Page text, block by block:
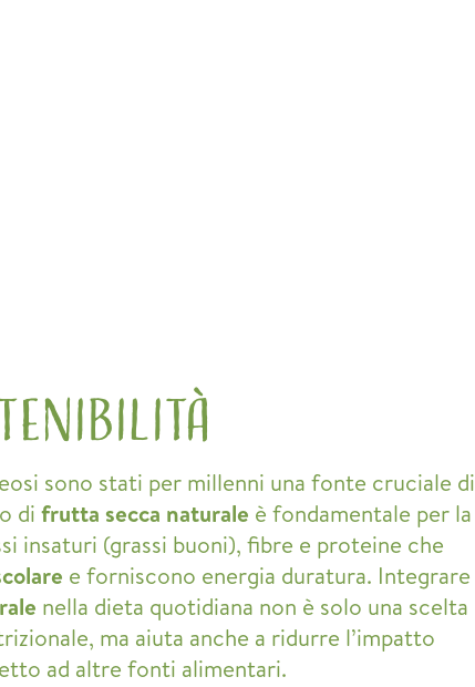
sono stati per millenni una fonte cruciale di
di frutta secca naturale è fondamentale per la
insaturi (grassi buoni), fibre e proteine che
e forniscono energia duratura. Integrare
nella dieta quotidiana non è solo una scelta
ma aiuta anche a ridurre l’impatto
ad altre fonti alimentari.